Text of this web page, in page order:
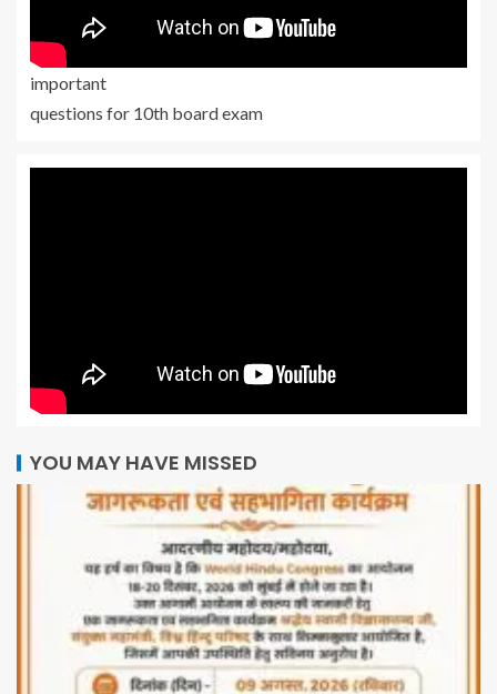
important
questions for 10th board exam
YOU MAY HAVE MISSED